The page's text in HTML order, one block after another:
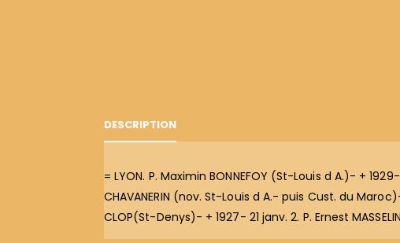
DESCRIPTION
= LYON. P. Maximin BONNEFOY (St-Louis d A.)- +
CHAVANERIN (nov. St-Louis d A.- puis Cust. du
CLOP(St-Denys)- + 1927- 21 janv. 2. P. Ernest